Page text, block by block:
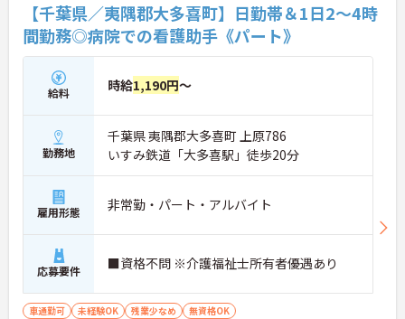
【千葉県／夷隅郡大多喜町】日勤帯＆1日2～4時
間勤務◎病院での看護助手《パート》
給料 時給1,190円～
勤務地
千葉県 夷隅郡大多喜町 上原786
いすみ鉄道「大多喜駅」徒歩20分
雇用形態 非常勤・パート・アルバイト
応募要件 ■資格不問 ※介護福祉士所有者優遇あり
車通勤可 未経験OK 残業少なめ
無資格OK